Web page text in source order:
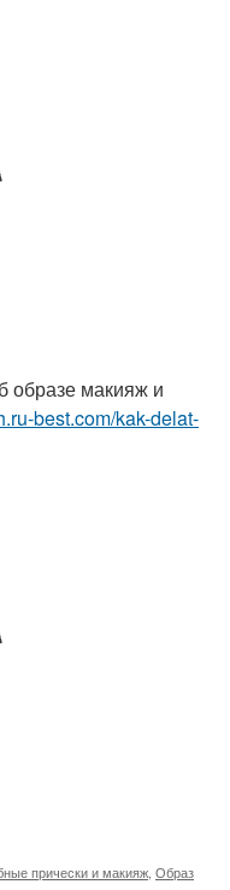
образе макияж и
best.com/kak-delat-
прически и макияж Образ